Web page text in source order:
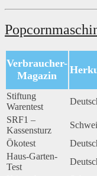
Verbraucher-
Magazin
Stiftung
Warentest
SRF1 –
Kassensturz
Ökotest
Haus-Garten-
Test